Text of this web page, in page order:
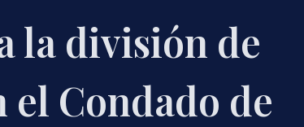
la división de
Condado de